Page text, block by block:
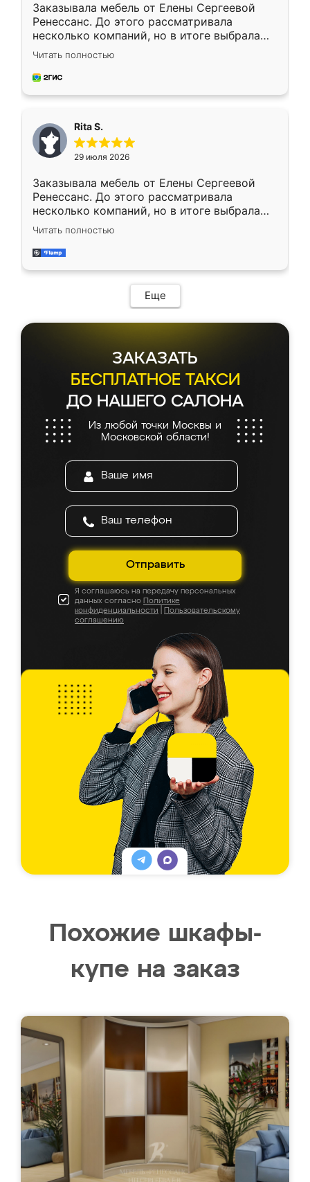
Заказывала мебель от Елены Сергеевой
Ренессанс. До этого рассматривала
несколько компаний, но в итоге выбрала
эту. Сначала обговорили условия, потом
приехал замерщик, всё спокойно объяснил
и снял размеры. Изготовили в срок, с
каких-либо доработок. Качеством осталась
довольна, все выглядит так, как и ожидала.
Читать полностью
Rita S.
29 июля 2026
Заказывала мебель от Елены Сергеевой
Ренессанс. До этого рассматривала
несколько компаний, но в итоге выбрала
эту. Сначала обговорили условия, потом
приехал замерщик, всё спокойно объяснил
и снял размеры. Изготовили в срок, с
мебель сразу встала на свое место без
каких-либо доработок. Качеством осталась
довольна, все выглядит так, как и ожидала.
Читать полностью
Еще
ЗАКАЗАТЬ
БЕСПЛАТНОЕ ТАКСИ
ДО НАШЕГО САЛОНА
Из любой точки Москвы и
Московской области!
Отправить
Я соглашаюсь на передачу персональных
данных согласно Политике
конфиденциальности
Пользовательскому
соглашению
Похожие шкафы-
купе на заказ